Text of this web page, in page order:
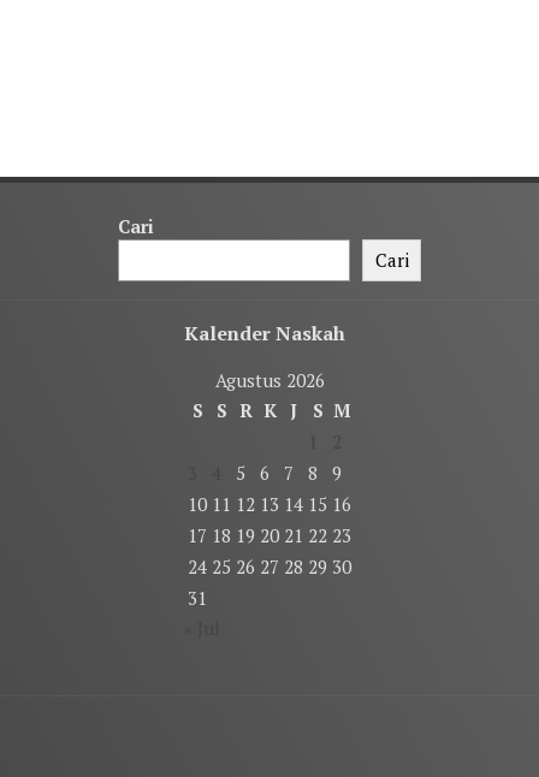
Cari
Cari
Kalender Naskah
Agustus 2026
S
S R K J S M
5 6 7 8
9
10 11 12 13 14 15 16
17 18 19 20 21 22 23
24 25 26 27 28 29 30
31